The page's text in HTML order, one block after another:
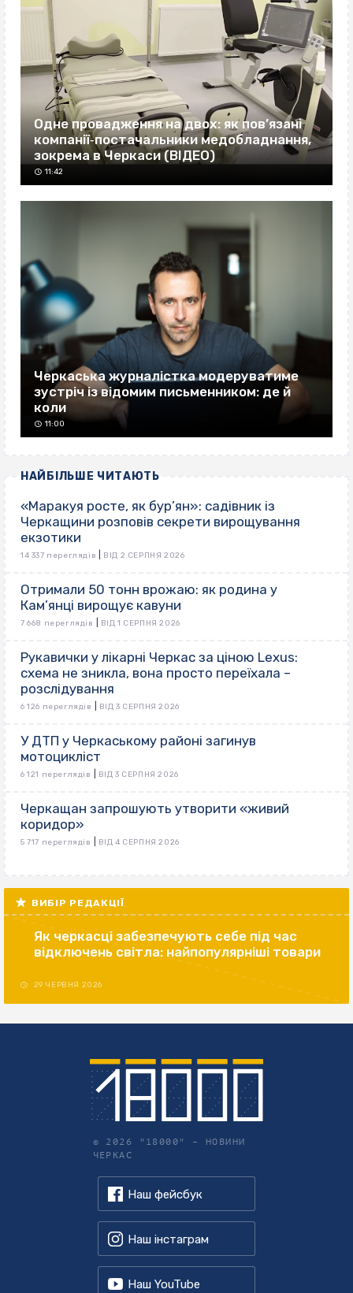
Одне провадження на двох: як пов’язані
компанії‐постачальники медобладнання,
зокрема в Черкаси (ВІДЕО)
11:42
Черкаська журналістка модеруватиме
зустріч із відомим письменником: де й
коли
11:00
НАЙБІЛЬШЕ ЧИТАЮТЬ
«Маракуя росте, як бур’ян»: садівник із
Черкащини розповів секрети вирощування
екзотики
14 337 переглядів ВІД 2 СЕРПНЯ 2026
Отримали 50 тонн врожаю: як родина у
Кам’янці вирощує кавуни
7 668 переглядів ВІД 1 СЕРПНЯ 2026
Рукавички у лікарні Черкас за ціною Lexus:
схема не зникла, вона просто переїхала –
розслідування
6 126 переглядів ВІД 3 СЕРПНЯ 2026
У ДТП у Черкаському районі загинув
мотоцикліст
6 121 переглядів ВІД 3 СЕРПНЯ 2026
Черкащан запрошують утворити «живий
коридор»
5 717 переглядів ВІД 4 СЕРПНЯ 2026
ВИБІР РЕДАКЦІЇ
Як черкасці забезпечують себе під час
відключень світла: найпопулярніші товари
29 ЧЕРВНЯ 2026
© 2026 "18000" – НОВИНИ
ЧЕРКАС
Наш фейсбук
Наш інстаграм
Наш YouTube